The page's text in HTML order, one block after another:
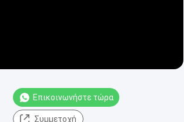
Επικοινωνήστε τώρα
Συμμετοχή